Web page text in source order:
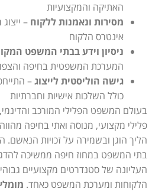
האתיקה והמקצועיות
מסירות ונאמנות ללקוח –
אינטרס הלקוח
ניסיון וידע בבתי המשפט
המערכת המשפטית בחיפה
גישה הוליסטית לייצוג–
כולל השלכות אישיות וחברתיות
בעולם המשפט הפלילי המורכב והדינמי,
פלילי מקצועי, מנוסה ואתי בחיפה
הליך הוגן ובשמירה על זכויות
בתי המשפט במחוז חיפה ממשיכה
העליונה של סטנדרטים מקצועיים
הלקוחות ומערכת המשפט כאחד.